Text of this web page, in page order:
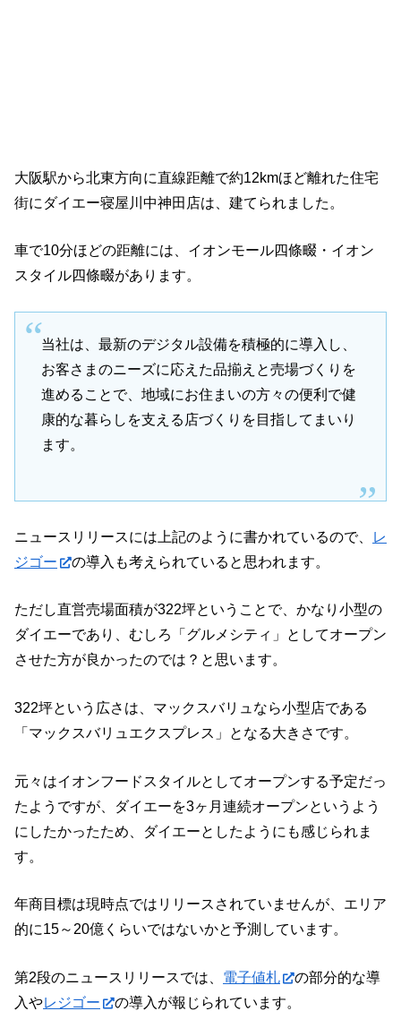
大阪駅から北東方向に直線距離で約12kmほど離れた住宅
街にダイエー寝屋川中神田店は、建てられました。
車で10分ほどの距離には、イオンモール四條畷・イオン
スタイル四條畷があります。
当社は、最新のデジタル設備を積極的に導入し、
お客さまのニーズに応えた品揃えと売場づくりを
進めることで、地域にお住まいの方々の便利で健
康的な暮らしを支える店づくりを目指してまいり
ます。
ニュースリリースには上記のように書かれているので、
レ
ジゴー
の導入も考えられていると思われます。
ただし直営売場面積が322坪ということで、かなり小型の
ダイエーであり、むしろ「グルメシティ」としてオープン
させた方が良かったのでは？と思います。
322坪という広さは、マックスバリュなら小型店である
「マックスバリュエクスプレス」となる大きさです。
元々はイオンフードスタイルとしてオープンする予定だっ
たようですが、ダイエーを3ヶ月連続オープンというよう
にしたかったため、ダイエーとしたようにも感じられま
す。
年商目標は現時点ではリリースされていませんが、エリア
的に15～20億くらいではないかと予測しています。
第2段のニュースリリースでは、 電子値札
の部分的な導
入やレジゴー の導入が報じられています。